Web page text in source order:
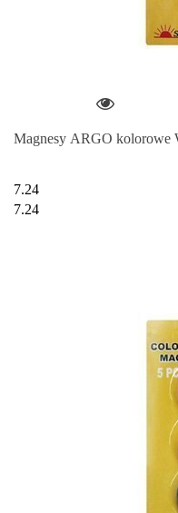
Magnesy ARGO kolorowe
7.24
7.24